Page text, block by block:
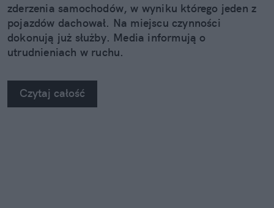
zderzenia samochodów, w wyniku którego jeden z
pojazdów dachował. Na miejscu czynności
dokonują już służby. Media informują o
utrudnieniach w ruchu.
Czytaj całość